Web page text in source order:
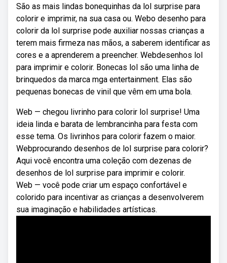
São as mais lindas bonequinhas da lol surprise para
colorir e imprimir, na sua casa ou. Webo desenho para
colorir da lol surprise pode auxiliar nossas crianças a
terem mais firmeza nas mãos, a saberem identificar as
cores e a aprenderem a preencher. Webdesenhos lol
para imprimir e colorir. Bonecas lol são uma linha de
brinquedos da marca mga entertainment. Elas são
pequenas bonecas de vinil que vêm em uma bola.
Web — chegou livrinho para colorir lol surprise! Uma
ideia linda e barata de lembrancinha para festa com
esse tema. Os livrinhos para colorir fazem o maior.
Webprocurando desenhos de lol surprise para colorir?
Aqui você encontra uma coleção com dezenas de
desenhos de lol surprise para imprimir e colorir.
Web — você pode criar um espaço confortável e
colorido para incentivar as crianças a desenvolverem
sua imaginação e habilidades artísticas.